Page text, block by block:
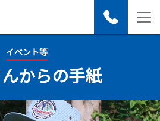
イベント等
からの​手紙​